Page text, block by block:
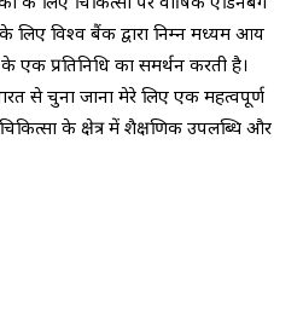
के लिए विश्व बैंक द्वारा निम्न मध्यम आय
प्रतिनिधि का समर्थन करती है।
से चुना जाना मेरे लिए एक महत्वपूर्ण
के क्षेत्र में शैक्षणिक उपलब्धि और